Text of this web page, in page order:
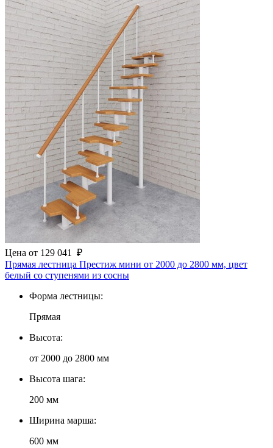
Цена от 129 041
₽
Прямая лестница Престиж мини от 2000 до 2800 мм, цвет
белый со ступенями из сосны
Форма лестницы:
Прямая
Высота:
от 2000 до 2800 мм
Высота шага:
200 мм
Ширина марша:
600 мм